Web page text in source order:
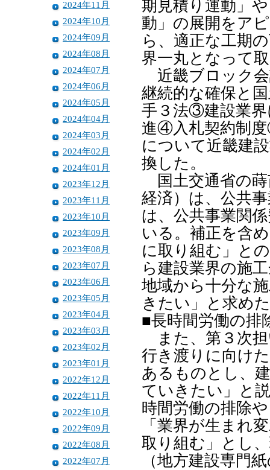
2024年11月
2024年10月
2024年09月
2024年08月
2024年07月
2024年06月
2024年05月
2024年04月
2024年03月
2024年02月
2024年01月
2023年12月
2023年11月
2023年10月
2023年09月
2023年08月
2023年07月
2023年06月
2023年05月
2023年04月
2023年03月
2023年02月
2023年01月
2022年12月
2022年11月
2022年10月
2022年09月
2022年08月
2022年07月
期見積り運動」
動」の展開をア
ら、適正な工期
界一丸となって
近畿ブロック
継続的な確保と
手３法③建設業界
進④入札契約制
について近畿建
換した。
国土交通省の蒔
経済）は、公共
は、公共事業関
いる。補正を含
に取り組む」と
ら建設業界の施
地域から十分な
きたい」と求め
■長時間労働の排
また、第３次担
行き渡りに向け
あるものとし、
ていきたい」と
時間労働の排除
「業界が生まれ
取り組む」とし
（地方建設専門